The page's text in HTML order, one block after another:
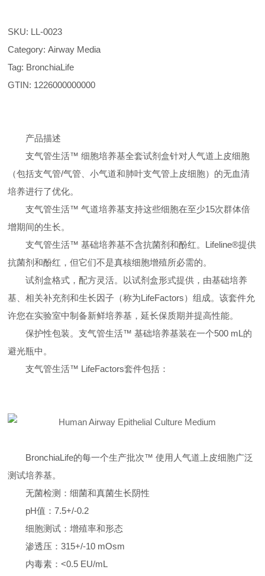
SKU: LL-0023
Category:Airway Media
Tag: BronchiaLife
GTIN: 1226000000000
产品描述
支气管生活™ 细胞培养基全套试剂盒针对人气道上皮细胞
（包括支气管/气管、小气道和肺叶支气管上皮细胞）的无血清
培养进行了优化。
支气管生活™ 气道培养基支持这些细胞在至少15次群体倍
增期间的生长。
支气管生活™ 基础培养基不含抗菌剂和酚红。Lifeline®提供
抗菌剂和酚红，但它们不是真核细胞增殖所必需的。
试剂盒格式，配方灵活。以试剂盒形式提供，由基础培养
基、相关补充剂和生长因子（称为LifeFactors）组成。该套件允
许您在实验室中制备新鲜培养基，延长保质期并提高性能。
保护性包装。支气管生活™ 基础培养基装在一个500 mL的
避光瓶中。
支气管生活™ LifeFactors套件包括：
BronchiaLife的每一个生产批次™ 使用人气道上皮细胞广泛
测试培养基。
无菌检测：细菌和真菌生长阴性
pH值：7.5+/-0.2
细胞测试：增殖率和形态
渗透压：315+/-10 mOsm
内毒素：<0.5 EU/mL